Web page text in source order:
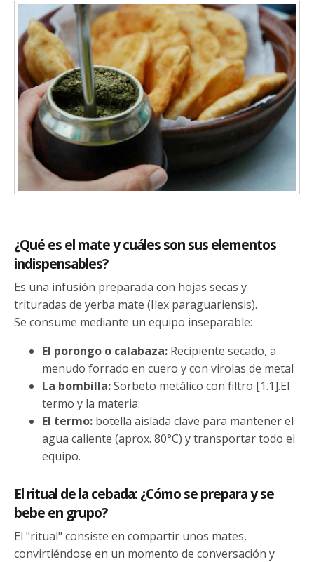
¿Qué es el mate y cuáles son sus elementos
indispensables?
Es una infusión preparada con hojas secas y
trituradas de yerba mate (Ilex paraguariensis).
Se consume mediante un equipo inseparable:
El porongo o calabaza: Recipiente secado, a
menudo forrado en cuero y con virolas de metal
La bombilla:Sorbeto metálico con filtro [1.1].El
termo y la materia:
El termo: botella aislada clave para mantener el
agua caliente (aprox. 80°C) y transportar todo el
equipo.
El ritual de la cebada: ¿Cómo se prepara y se
bebe en grupo?
El "ritual" consiste en compartir unos mates,
convirtiéndose en un momento de conversación y